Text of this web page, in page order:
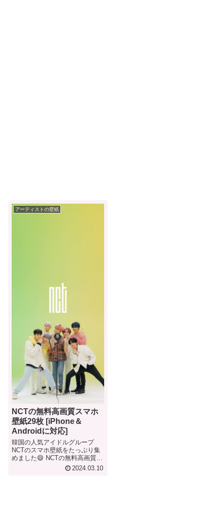
アーティストの壁紙
NCTの無料高画質スマホ
壁紙29枚 [iPhone＆
Androidに対応]
韓国の人気アイドルグループ
NCTのスマホ壁紙をたっぷり集
めました😄 NCTの無料高画質ス
マホ壁紙29枚 NCTの魅力 NCT
2024.03.10